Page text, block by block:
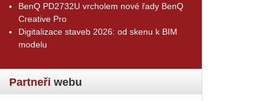
BenQ PD2732U vrcholem nové řady BenQ
Creative Pro
Digitalizace staveb 2026: od skenu k BIM
modelu
Partneři webu